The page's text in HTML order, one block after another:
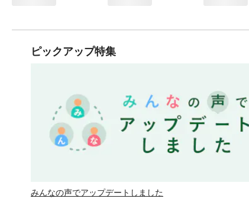
ピックアップ特集
みんなの声でアップデートしました